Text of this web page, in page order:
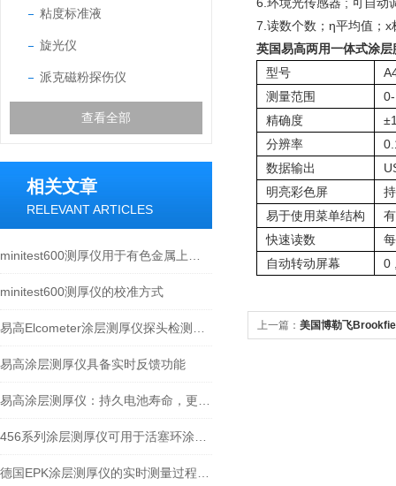
粘度标准液
旋光仪
派克磁粉探伤仪
查看全部
相关文章
RELEVANT ARTICLES
minitest600测厚仪的校准方式
易高涂层测厚仪具备实时反馈功能
7.读数个数；η平均值；
英国易高两用一体式涂
型号
测量范围
精确度
分辨率
数据输出
明亮彩色屏
易于使用菜单结构
快速读数
自动转动屏幕
0
上一篇： 美国博勒飞